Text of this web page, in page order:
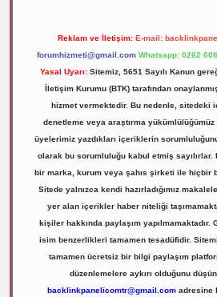
Reklam ve İletişim: E-mail:
forumhizmeti@gmail.com Whatsapp: 0262
Yasal Uyarı: Sitemiz, 5651 Sayılı Kanun
İletişim Kurumu (BTK) tarafından
hizmet vermektedir. Bu nedenle, sitedeki
denetleme veya araştırma yükümlülüğümüz
üyelerimiz yazdıkları içeriklerin
olarak bu sorumluluğu kabul etmiş
bir marka, kurum veya şahıs şirketi ile hiçbir
Sitede yalnızca kendi hazırladığımız
yer alan içerikler haber niteliği
kişiler hakkında paylaşım
isim benzerlikleri tamamen tesadüfidir.
tamamen ücretsiz bir bilgi paylaşım
düzenlemelere aykırı olduğunu
backlinkpanelicomtr@gmail.com adresine